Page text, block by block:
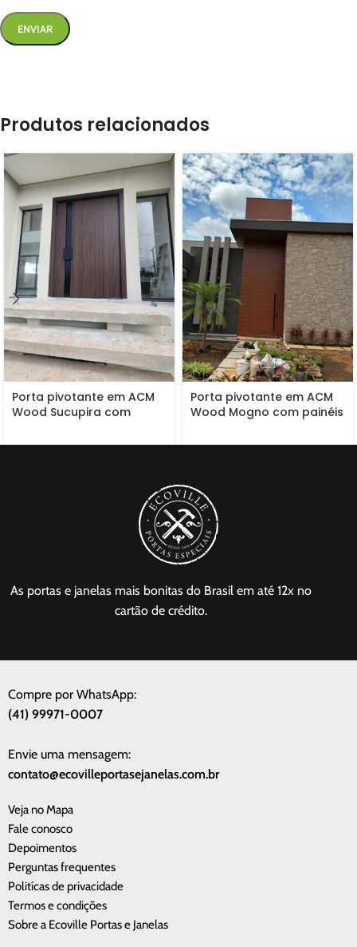
Produtos relacionados
Porta pivotante em ACM
Wood Sucupira com
Porta pivotante em ACM
Wood Mogno com painéis
As portas e janelas mais bonitas do Brasil em até 12x no
cartão de crédito.
Compre por WhatsApp:
(41) 99971-0007
Envie uma mensagem:
contato@ecovilleportasejanelas.com.br
Veja no Mapa
Fale conosco
Depoimentos
Perguntas frequentes
Politícas de privacidade
Termos e condições
Sobre a Ecoville Portas e Janelas